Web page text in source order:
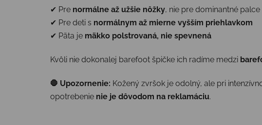
✔ Pre normálne až užšie nôžky, nie pre dominantné palce
✔ Pre deti s normálnym až mierne vyšším priehlavkom
✔ Päta je mäkko polstrovaná, nie spevnená
Kvôli nie dokonalej barefoot špičke ich radíme medzi
🛑 Upozornenie: Kožený zvršok je odolný, ale pri
opotrebenie nie je dôvodom na reklamáciu.